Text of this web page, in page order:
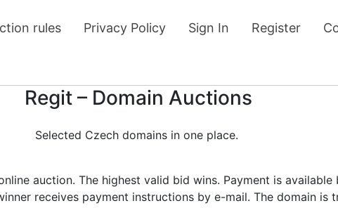
rules Privacy Policy Sign In Register
Regit – Domain Auctions
Selected Czech domains in one place.
auction. The highest valid bid wins. Payment is
receives payment instructions by e-mail. The domain is